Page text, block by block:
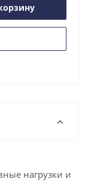
нагрузки и